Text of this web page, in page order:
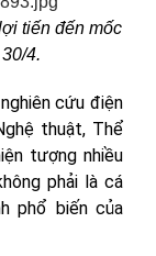
tiến đến mốc
4.
cứu điện
thuật, Thể
tượng nhiều
phải là cá
phổ biến của